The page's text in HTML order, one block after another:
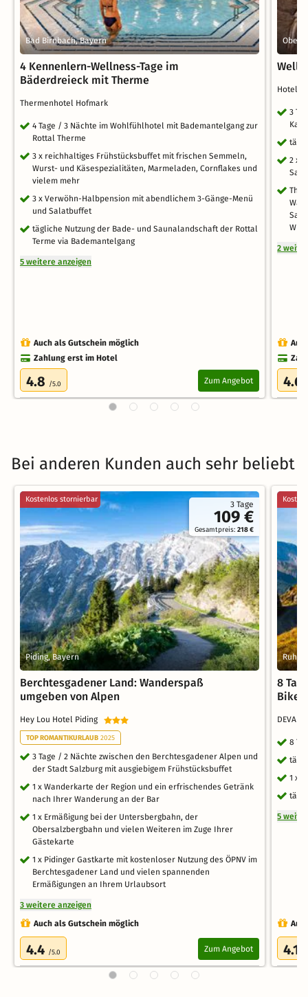
Bad Birnbach, Bayern
4 Kennenlern-Wellness-Tage im
Bäderdreieck mit Therme
Thermenhotel Hofmark
4 Tage / 3 Nächte im Wohlfühlhotel mit Bademantelgang zur
Rottal Therme
3 x reichhaltiges Frühstücksbuffet mit frischen Semmeln,
Wurst- und Käsespezialitäten, Marmeladen, Cornflakes und
vielem mehr
3 x Verwöhn-Halbpension mit abendlichem 3-Gänge-Menü
und Salatbuffet
tägliche Nutzung der Bade- und Saunalandschaft der Rottal
Terme via Bademantelgang
5 weitere anzeigen
Auch als Gutschein möglich
Zahlung erst im Hotel
4.8 /5.0 Zum Angebot
Hotel
3
2 x
2
4.6
Bei anderen Kunden auch sehr beliebt
3 Tage
109 €
Gesamtpreis:218 €
Kostenlos stornierbar
Piding, Bayern
Berchtesgadener Land: Wanderspaß
umgeben von Alpen
Hey Lou Hotel Piding
TOP ROMANTIKURLAUB 2025
3 Tage / 2 Nächte zwischen den Berchtesgadener Alpen und
der Stadt Salzburg mit ausgiebigem Frühstücksbuffet
1 x Wanderkarte der Region und ein erfrischendes Getränk
nach Ihrer Wanderung an der Bar
1 x Ermäßigung bei der Untersbergbahn, der
Obersalzbergbahn und vielen Weiteren im Zuge Ihrer
Gästekarte
1 x Pidinger Gastkarte mit kostenloser Nutzung des ÖPNV im
Berchtesgadener Land und vielen spannenden
Ermäßigungen an Ihrem Urlaubsort
3 weitere anzeigen
Auch als Gutschein möglich
4.4 /5.0 Zum Angebot
8
DEVA
8
1 x
5
4.1